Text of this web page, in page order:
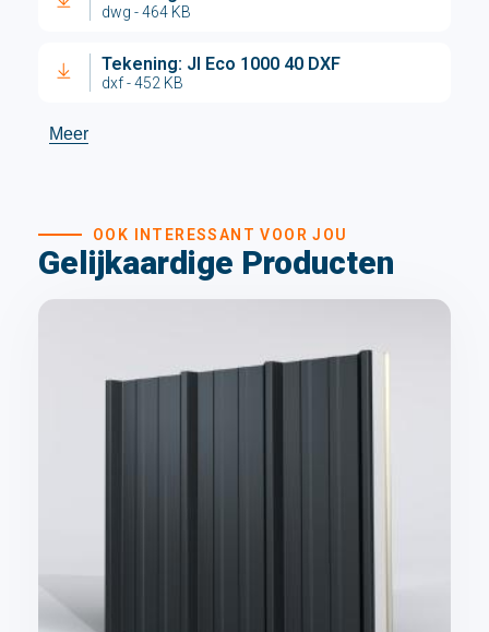
dwg - 464 KB
Tekening: JI Eco 1000 40 DXF
dxf - 452 KB
Meer
Gelijkaardige Producten
OOK INTERESSANT VOOR JOU